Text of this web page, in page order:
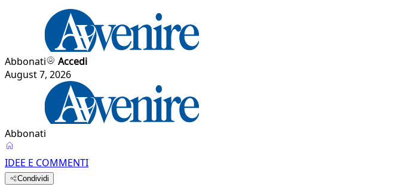
Abbonati
Accedi
August 7, 2026
Abbonati
IDEE E COMMENTI
Condividi